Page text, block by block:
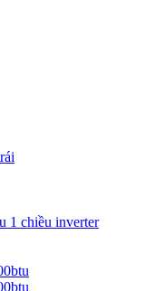
1 chiều inverter